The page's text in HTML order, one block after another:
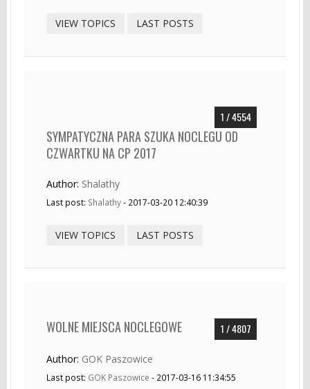
VIEW TOPICS LAST POSTS
1 / 4554
SYMPATYCZNA PARA SZUKA NOCLEGU OD
CZWARTKU NA CP 2017
Author: Shalathy
Last post: Shalathy- 2017-03-20 12:40:39
VIEW TOPICS LAST POSTS
1 / 4807
WOLNE MIEJSCA NOCLEGOWE
Author: GOK Paszowice
Last post: GOK Paszowice - 2017-03-16 11:34:55